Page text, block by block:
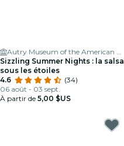
Autry Museum of the American West
Sizzling Summer Nights : la salsa
sous les étoiles
4.6
(34)
06 août - 03 sept.
À partir de 5,00 $US